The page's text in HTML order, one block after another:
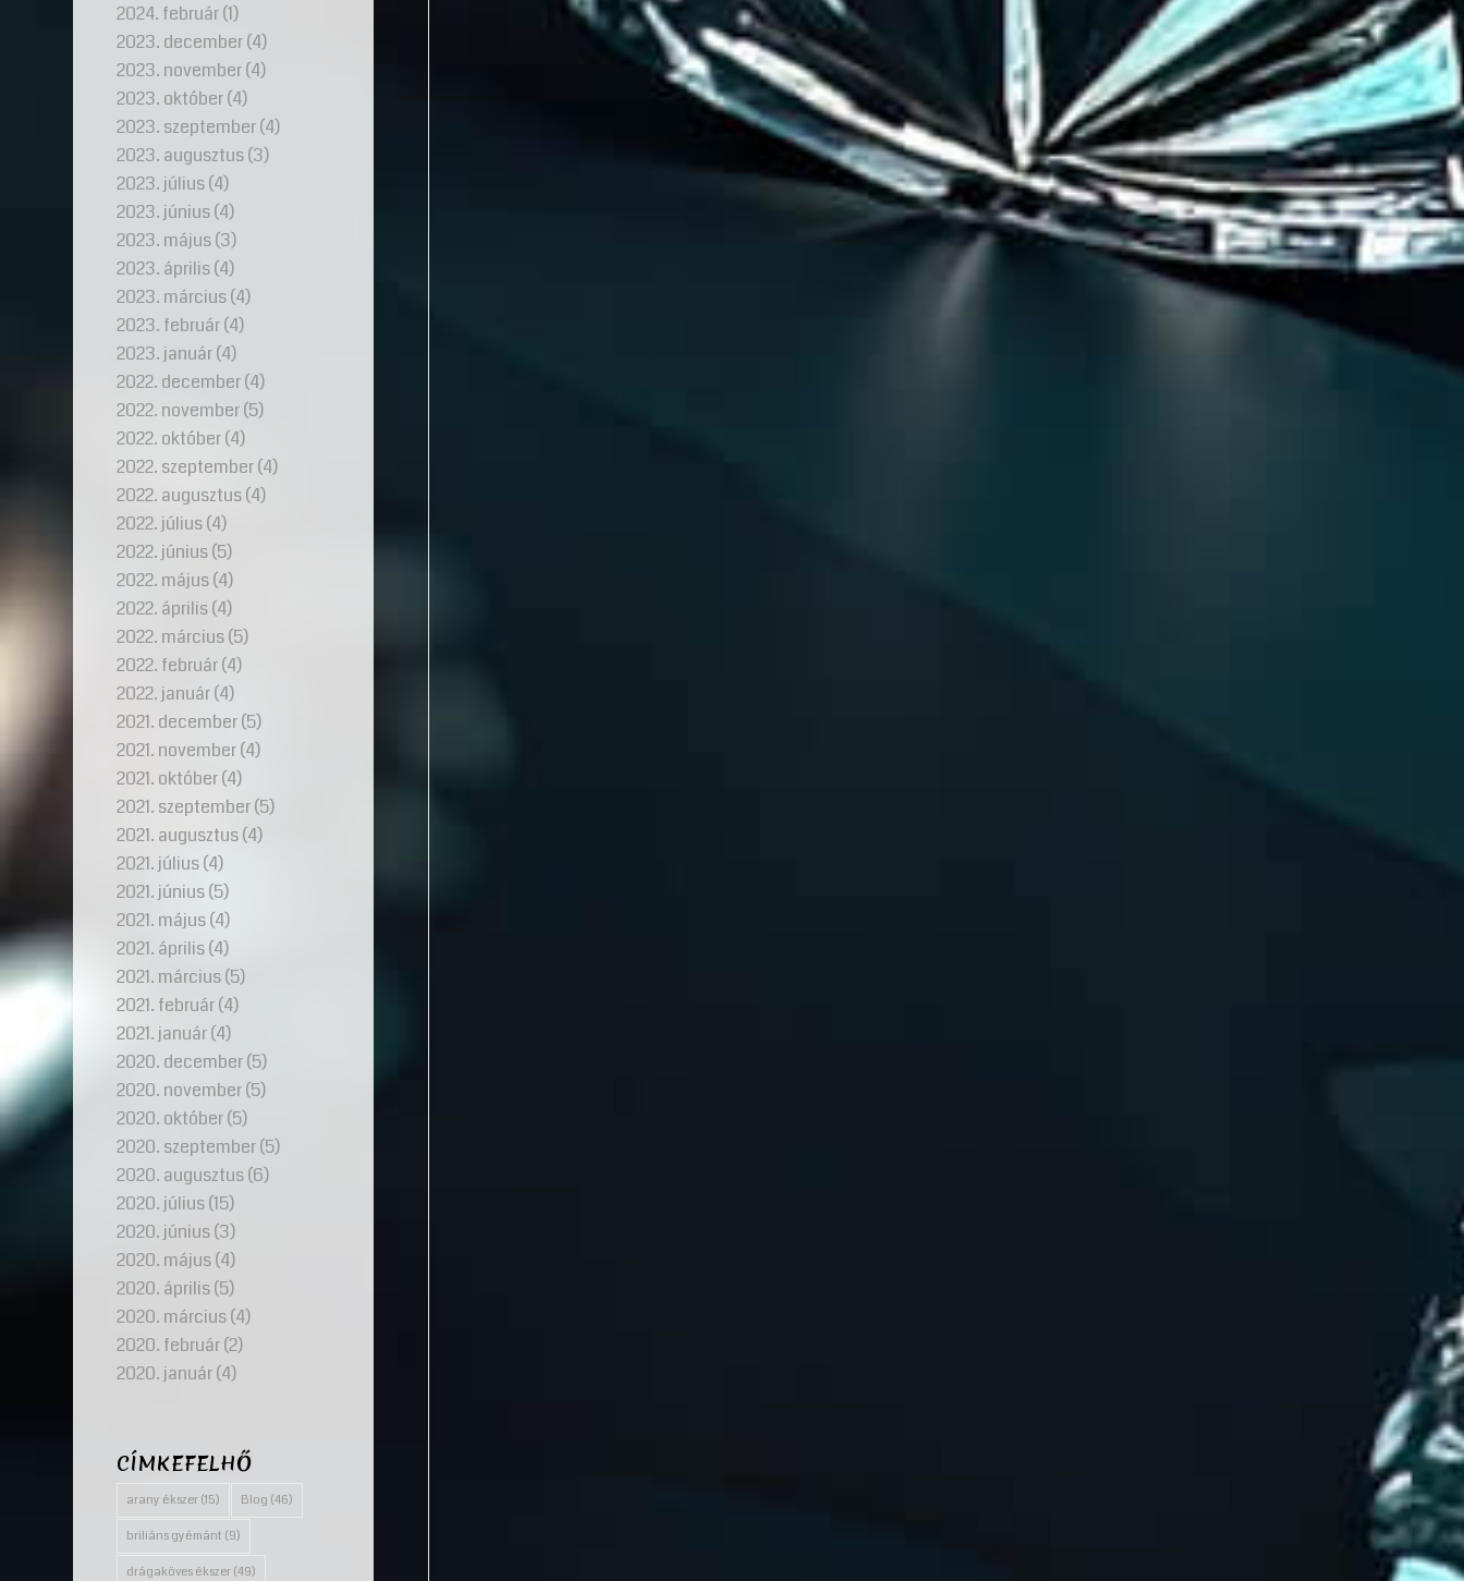
2024. február(1)
2023. december(4)
2023. november(4)
2023. október(4)
2023. szeptember(4)
2023. augusztus(3)
2023. július(4)
2023. június(4)
2023. május(3)
2023. április(4)
2023. március(4)
2023. február(4)
2023. január(4)
2022. december(4)
2022. november(5)
2022. október(4)
2022. szeptember(4)
2022. augusztus(4)
2022. július(4)
2022. június(5)
2022. május(4)
2022. április(4)
2022. március(5)
2022. február(4)
2022. január(4)
2021. december(5)
2021. november(4)
2021. október(4)
2021. szeptember(5)
2021. augusztus(4)
2021. július(4)
2021. június(5)
2021. május(4)
2021. április(4)
2021. március(5)
2021. február(4)
2021. január(4)
2020. december(5)
2020. november(5)
2020. október(5)
2020. szeptember(5)
2020. augusztus(6)
2020. július(15)
2020. június(3)
2020. május(4)
2020. április(5)
2020. március(4)
2020. február(2)
2020. január(4)
CÍMKEFELHŐ
arany ékszer (15) Blog (46)
briliáns gyémánt (9)
drágaköves ékszer (49)